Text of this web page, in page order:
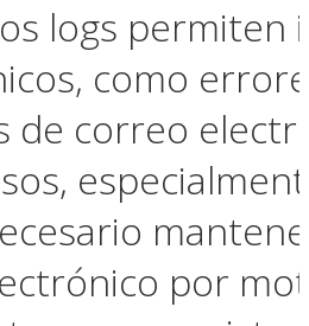
logs
como
de correo
por